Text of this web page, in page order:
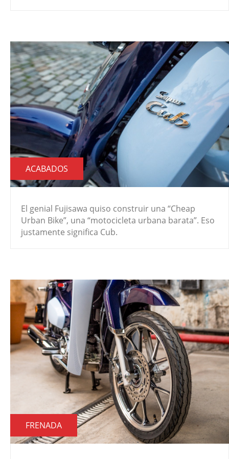
ACABADOS
El genial Fujisawa quiso construir una “Cheap
Urban Bike”, una “motocicleta urbana barata”. Eso
justamente significa Cub.
FRENADA